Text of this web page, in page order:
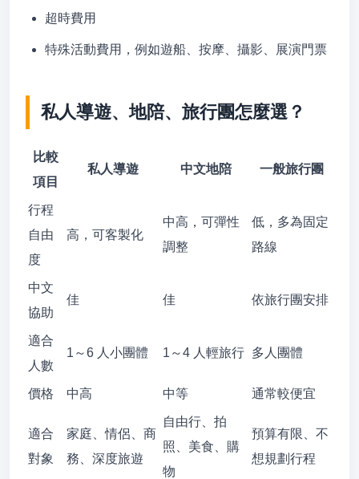
超時費用
特殊活動費用，例如遊船、按摩、攝影、展演門票
私人導遊、地陪、旅行團怎麼選？
比較
項目
私人導遊 中文地陪 一般旅行團
行程
自由
度
高，可客製化
中高，可彈性
調整
低，多為固定
路線
中文
協助
佳 佳 依旅行團安排
適合
人數
1～6 人小團體 1～4 人輕旅行 多人團體
價格 中高 中等 通常較便宜
適合
對象
家庭、情侶、商
務、深度旅遊
自由行、拍
照、美食、購
物
預算有限、不
想規劃行程